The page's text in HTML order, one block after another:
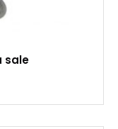
sale